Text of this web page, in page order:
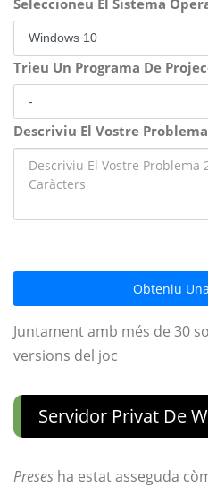
Trieu Un Programa De
Descriviu El Vostre Problema
Obteniu
Juntament amb més de 30
versions del joc
Servidor Privat De
Preses ha estat asseguda